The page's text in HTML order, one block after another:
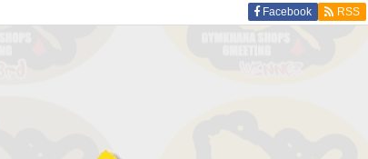
Facebook RSS